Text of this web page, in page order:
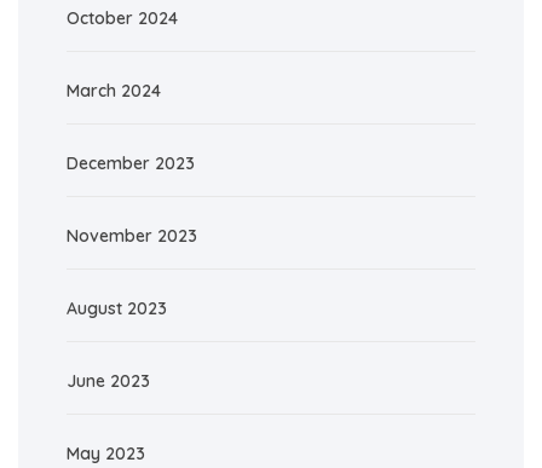
October 2024
March 2024
December 2023
November 2023
August 2023
June 2023
May 2023